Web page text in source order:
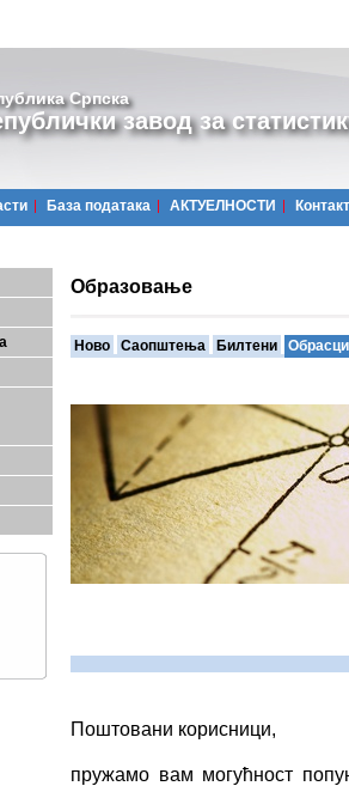
Српска
завод за
Базa података АКТУЕЛНОСТИ Контакт
Образовање
Ново Саопштења Билтени Обрасци
Поштовани корисници,
пружамо вам могућност